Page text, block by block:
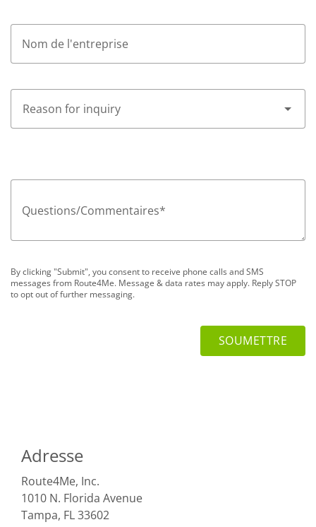
Nom de l'entreprise
Questions/Commentaires*
By clicking "Submit", you consent to receive phone calls and SMS
messages from Route4Me. Message & data rates may apply. Reply STOP
to opt out of further messaging.
Adresse
Route4Me, Inc.
1010 N. Florida Avenue
Tampa, FL 33602